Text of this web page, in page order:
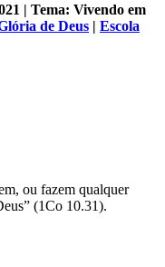
| Tema: Vivendo em
de Deus | Escola
ou fazem qualquer
(1Co 10.31).